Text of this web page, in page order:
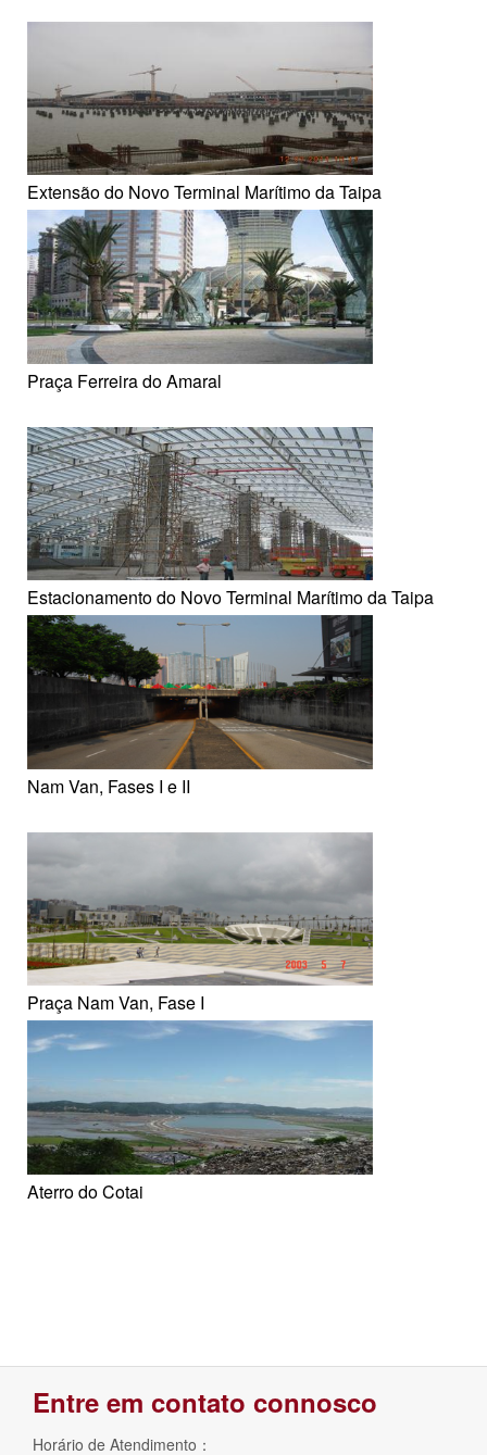
Extensão do Novo Terminal Marítimo da Taipa
Praça Ferreira do Amaral
Estacionamento do Novo Terminal Marítimo da Taipa
Nam Van, Fases I e II
Praça Nam Van, Fase I
Aterro do Cotai
Entre em contato connosco
Horário de Atendimento：